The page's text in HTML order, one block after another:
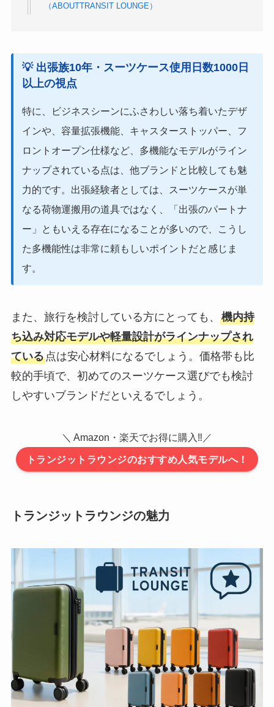
（ABOUTTRANSIT LOUNGE）
💡 出張族10年・スーツケース使用日数1000日
以上の視点
特に、ビジネスシーンにふさわしい落ち着いたデザ
インや、容量拡張機能、キャスターストッパー、フ
ロントオープン仕様など、多機能なモデルがライン
ナップされている点は、他ブランドと比較しても魅
力的です。出張経験者としては、スーツケースが単
なる荷物運搬用の道具ではなく、「出張のパートナ
ー」ともいえる存在になることが多いので、こうし
た多機能性は非常に頼もしいポイントだと感じま
す。
また、旅行を検討している方にとっても、 機内持
ち込み対応モデルや軽量設計がラインナップされ
ている点は安心材料になるでしょう。価格帯も比
較的手頃で、初めてのスーツケース選びでも検討
しやすいブランドだといえるでしょう。
＼ Amazon・楽天でお得に購入‼／
トランジットラウンジのおすすめ人気モデルへ！
トランジットラウンジの魅力